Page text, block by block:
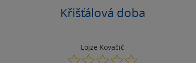
Křišťálová doba
Lojze Kovačič
0.0